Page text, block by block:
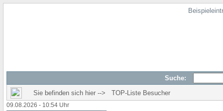
Suche:
Sie befinden sich hier --> TOP-Liste Besucher
09.08.2026 - 10:54 Uhr